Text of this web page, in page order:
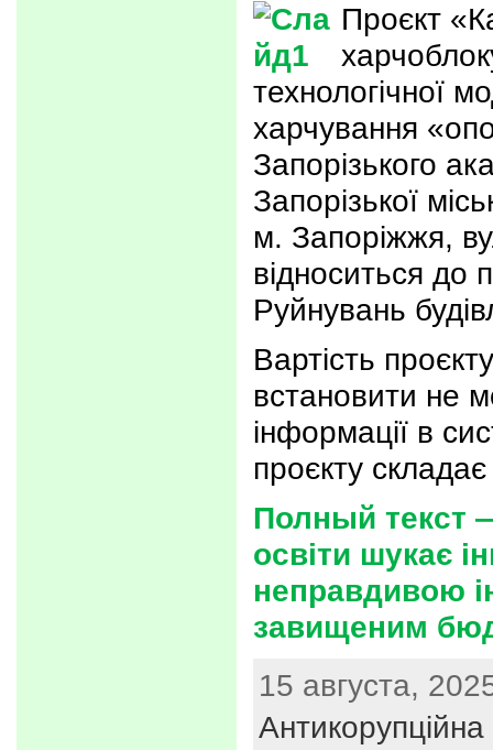
Проєкт
технологічної
харчування
Запорізького
Запорізької
м. Запоріжжя,
відноситься до
Руйнувань
Вартість
встановити не
інформації в
проєкту
Полный текст
освіти шукає
неправдивою
завищеним
15 августа,
Антикорупційна